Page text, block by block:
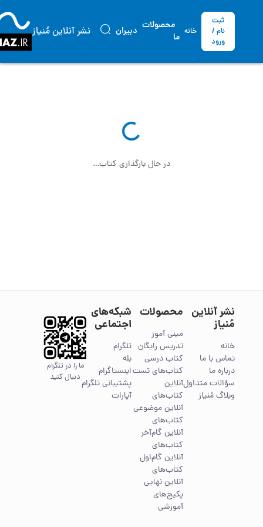
ثبت
نام /
ورود
خانه
محصولات
ما
دبیران نشر آنلاین مُنیاز
در حال بارگذاری کتاب…
نشر آنلاین
مُنیاز
خانه
تماس با ما
درباره ما
سؤالات متداول
وبلاگ مُنیاز
محصولات
مینی آموز
تدریس رایگان
کتاب درسی
کتاب‌های تست
آنلاین
کتاب‌های
آنلاین موضوعی
کتاب‌های
آنلاین گام‌آخر
کتاب‌های
آنلاین گام‌اول
کتاب‌های
آنلاین نهایی
پکیج‌های
آموزشی
شبکه‌های
اجتماعی
تلگرام
بله
اینستاگرام
پشتیبانی تلگرام
آپارات
ما را در تلگرام
دنبال کنید